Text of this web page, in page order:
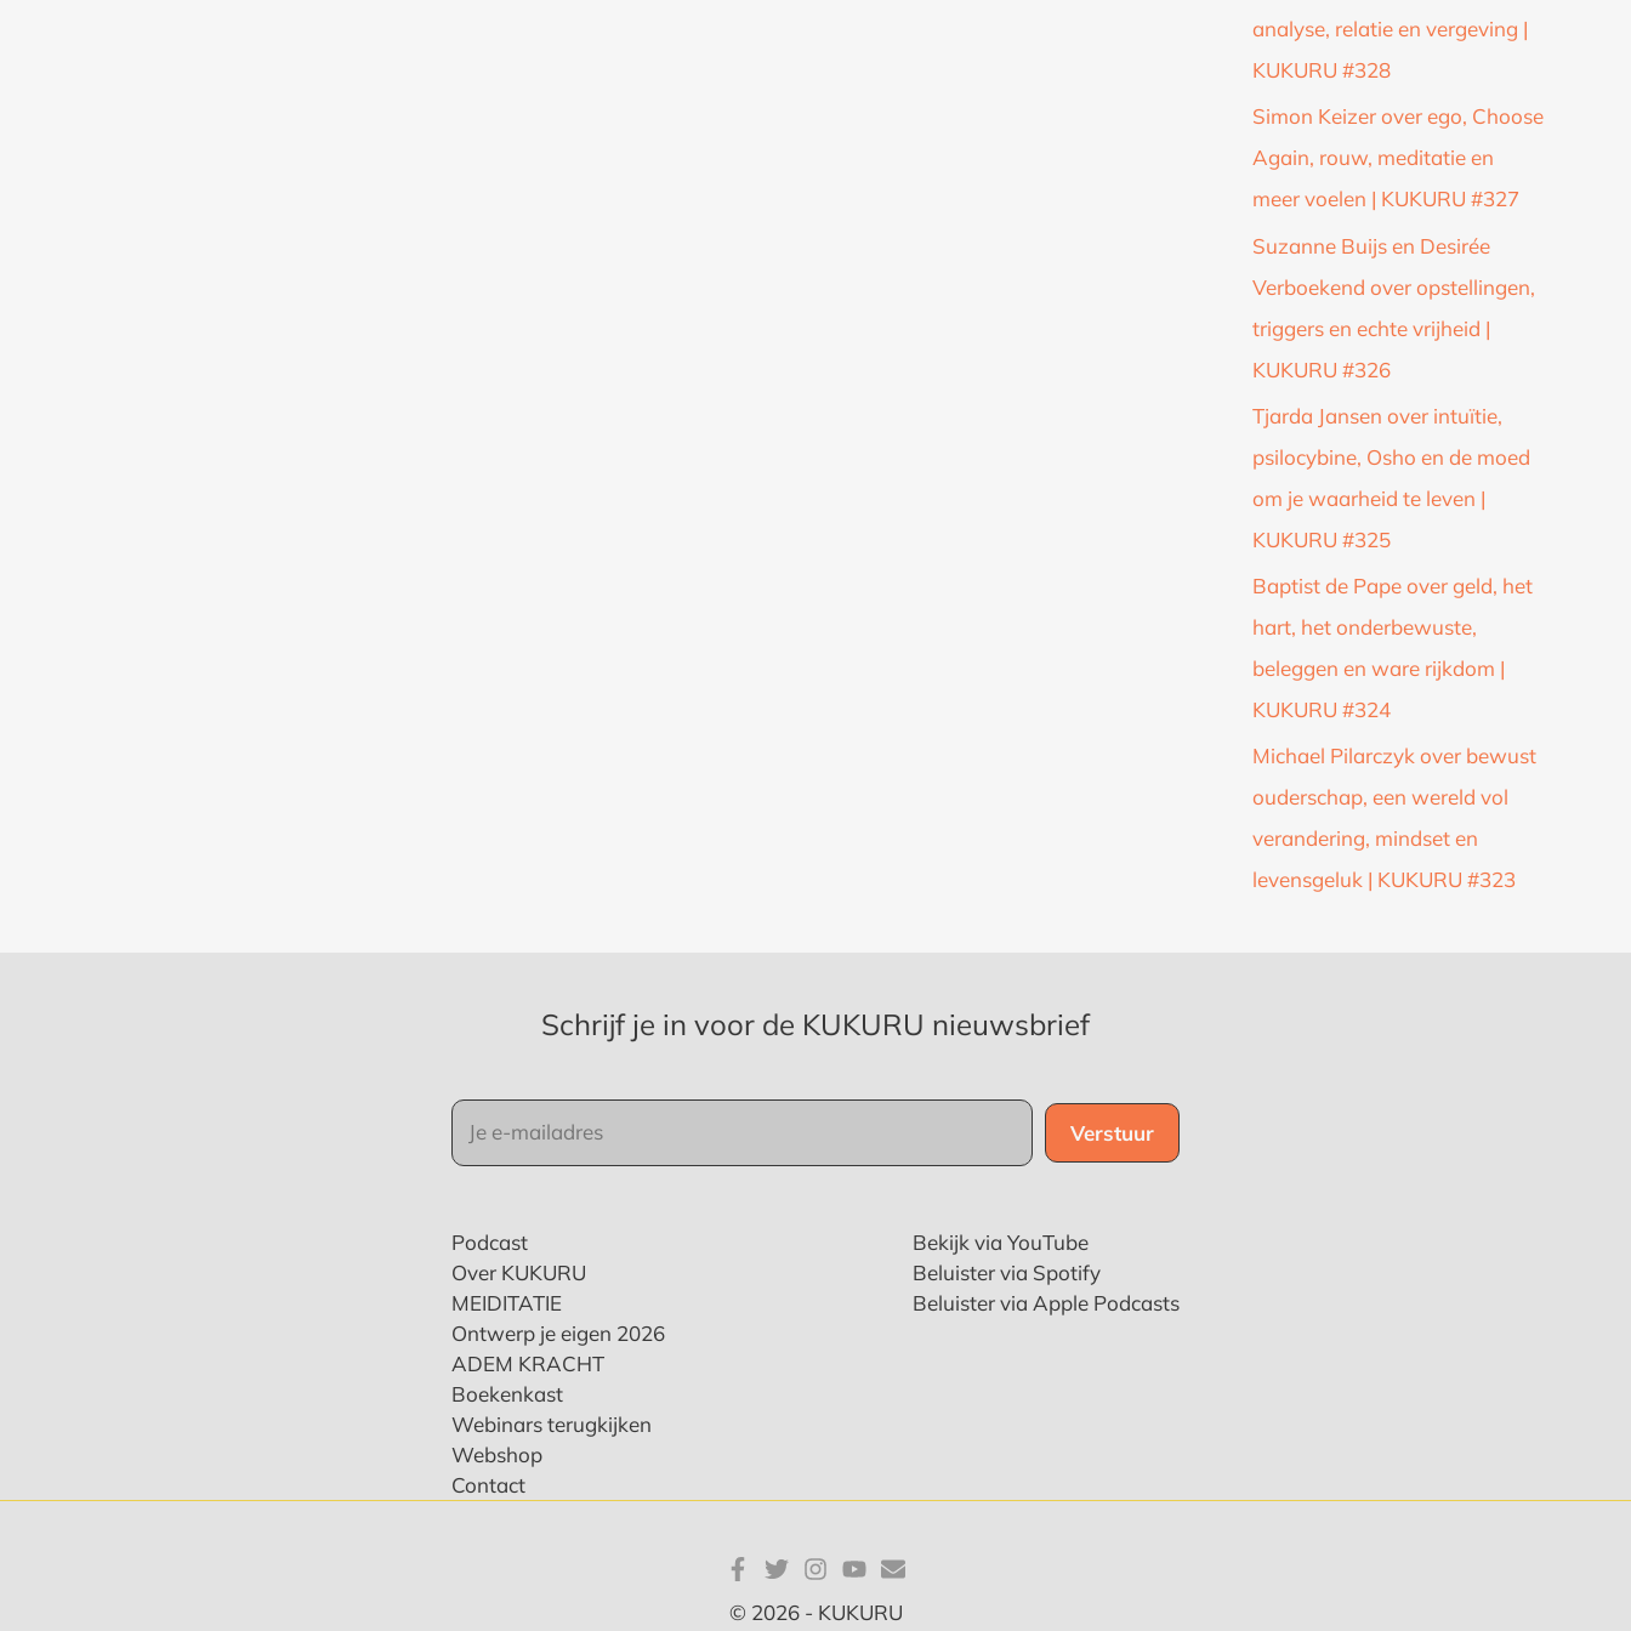
analyse, relatie en vergeving |
KUKURU #328
Simon Keizer over ego, Choose
Again, rouw, meditatie en
meer voelen | KUKURU #327
Suzanne Buijs en Desirée
Verboekend over opstellingen,
triggers en echte vrijheid |
KUKURU #326
Tjarda Jansen over intuïtie,
psilocybine, Osho en de moed
om je waarheid te leven |
KUKURU #325
Baptist de Pape over geld, het
hart, het onderbewuste,
beleggen en ware rijkdom |
KUKURU #324
Michael Pilarczyk over bewust
ouderschap, een wereld vol
verandering, mindset en
levensgeluk | KUKURU #323
Podcast
Over KUKURU
MEIDITATIE
Ontwerp je eigen 2026
ADEM KRACHT
Boekenkast
Webinars terugkijken
Webshop
Contact
Bekijk via YouTube
Beluister via Spotify
Beluister via Apple Podcasts
Schrijf je in voor de KUKURU nieuwsbrief
© 2026 - KUKURU